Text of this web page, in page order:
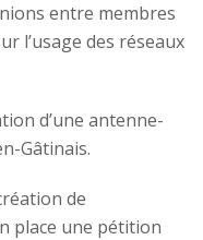
entre membres
l’usage des réseaux
d’une antenne-
Gâtinais.
de
place une pétition